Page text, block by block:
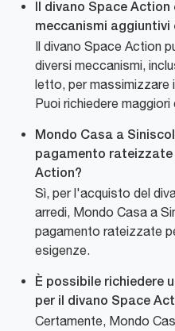
Il divano Space
meccanismi aggiuntivi
Il divano Space Action
diversi meccanismi,
letto, per massimizzare
Puoi richiedere
Mondo Casa a
pagamento rateizzate
Action?
Sì, per l'acquisto del
arredi, Mondo Casa a
pagamento rateizzate
esigenze.
È possibile richiedere
per il divano Space
Certamente, Mondo